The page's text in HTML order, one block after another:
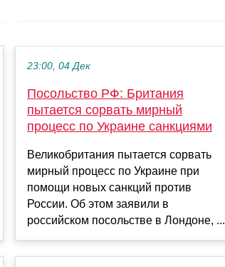
23:00, 04 Дек
Посольство РФ: Британия
пытается сорвать мирный
процесс по Украине санкциями
Великобритания пытается сорвать
мирный процесс по Украине при
помощи новых санкций против
России. Об этом заявили в
российском посольстве в Лондоне, ...